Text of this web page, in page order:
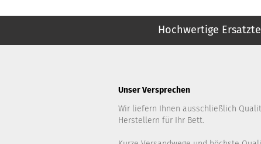
Hochwertige
Unser Versprechen
Wir liefern Ihnen ausschließlich
Herstellern für Ihr Bett.